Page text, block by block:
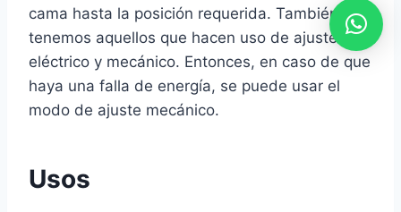
cama hasta la posición requerida. También
tenemos aquellos que hacen uso de ajuste
eléctrico y mecánico. Entonces, en caso de que
haya una falla de energía, se puede usar el
modo de ajuste mecánico.
Usos